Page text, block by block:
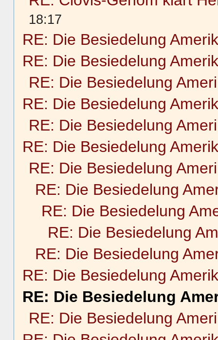
18:17
RE: Die Besiedelung
RE: Die Besiedelung
RE: Die Besiedelung
RE: Die Besiedelung
RE: Die Besiedelung
RE: Die Besiedelung
RE: Die Besiedelung
RE: Die Besiedelung
RE: Die Besiedelung
RE: Die Besiedelung
RE: Die Besiedelung
RE: Die Besiedelung
RE: Die Besiedelung
RE: Die Besiedelung